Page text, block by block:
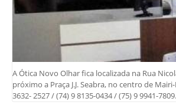
A Ótica Novo Olhar fica localizada na Rua
próximo a Praça J.J. Seabra, no centro de
3632- 2527 / (74) 9 8135-0434 / (75) 9 9941-7809.